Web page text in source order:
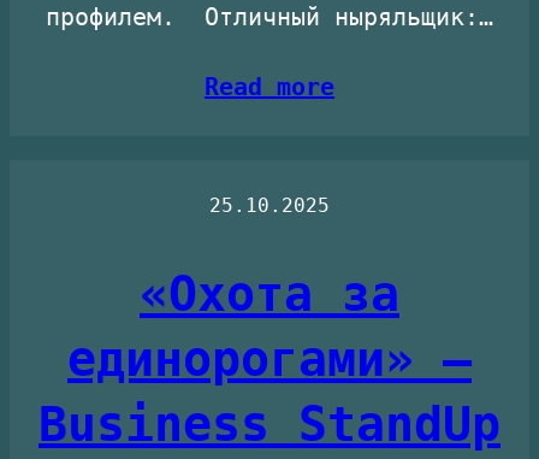
профилем. Отличный ныряльщик:…
Read more
25.10.2025
«Охота за
единорогами» –
Business StandUp